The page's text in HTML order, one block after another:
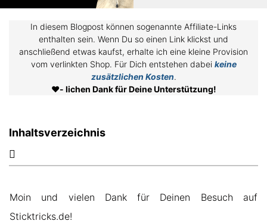
In diesem Blogpost können sogenannte Affiliate-Links
enthalten sein. Wenn Du so einen Link klickst und
anschließend etwas kaufst, erhalte ich eine kleine Provision
vom verlinkten Shop. Für Dich entstehen dabei keine
zusätzlichen Kosten.
❤️- lichen Dank für Deine Unterstützung!
Inhaltsverzeichnis
Moin und vielen Dank für Deinen Besuch auf
Sticktricks.de!